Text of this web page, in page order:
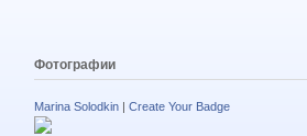
Фотографии
Marina Solodkin | Create Your Badge